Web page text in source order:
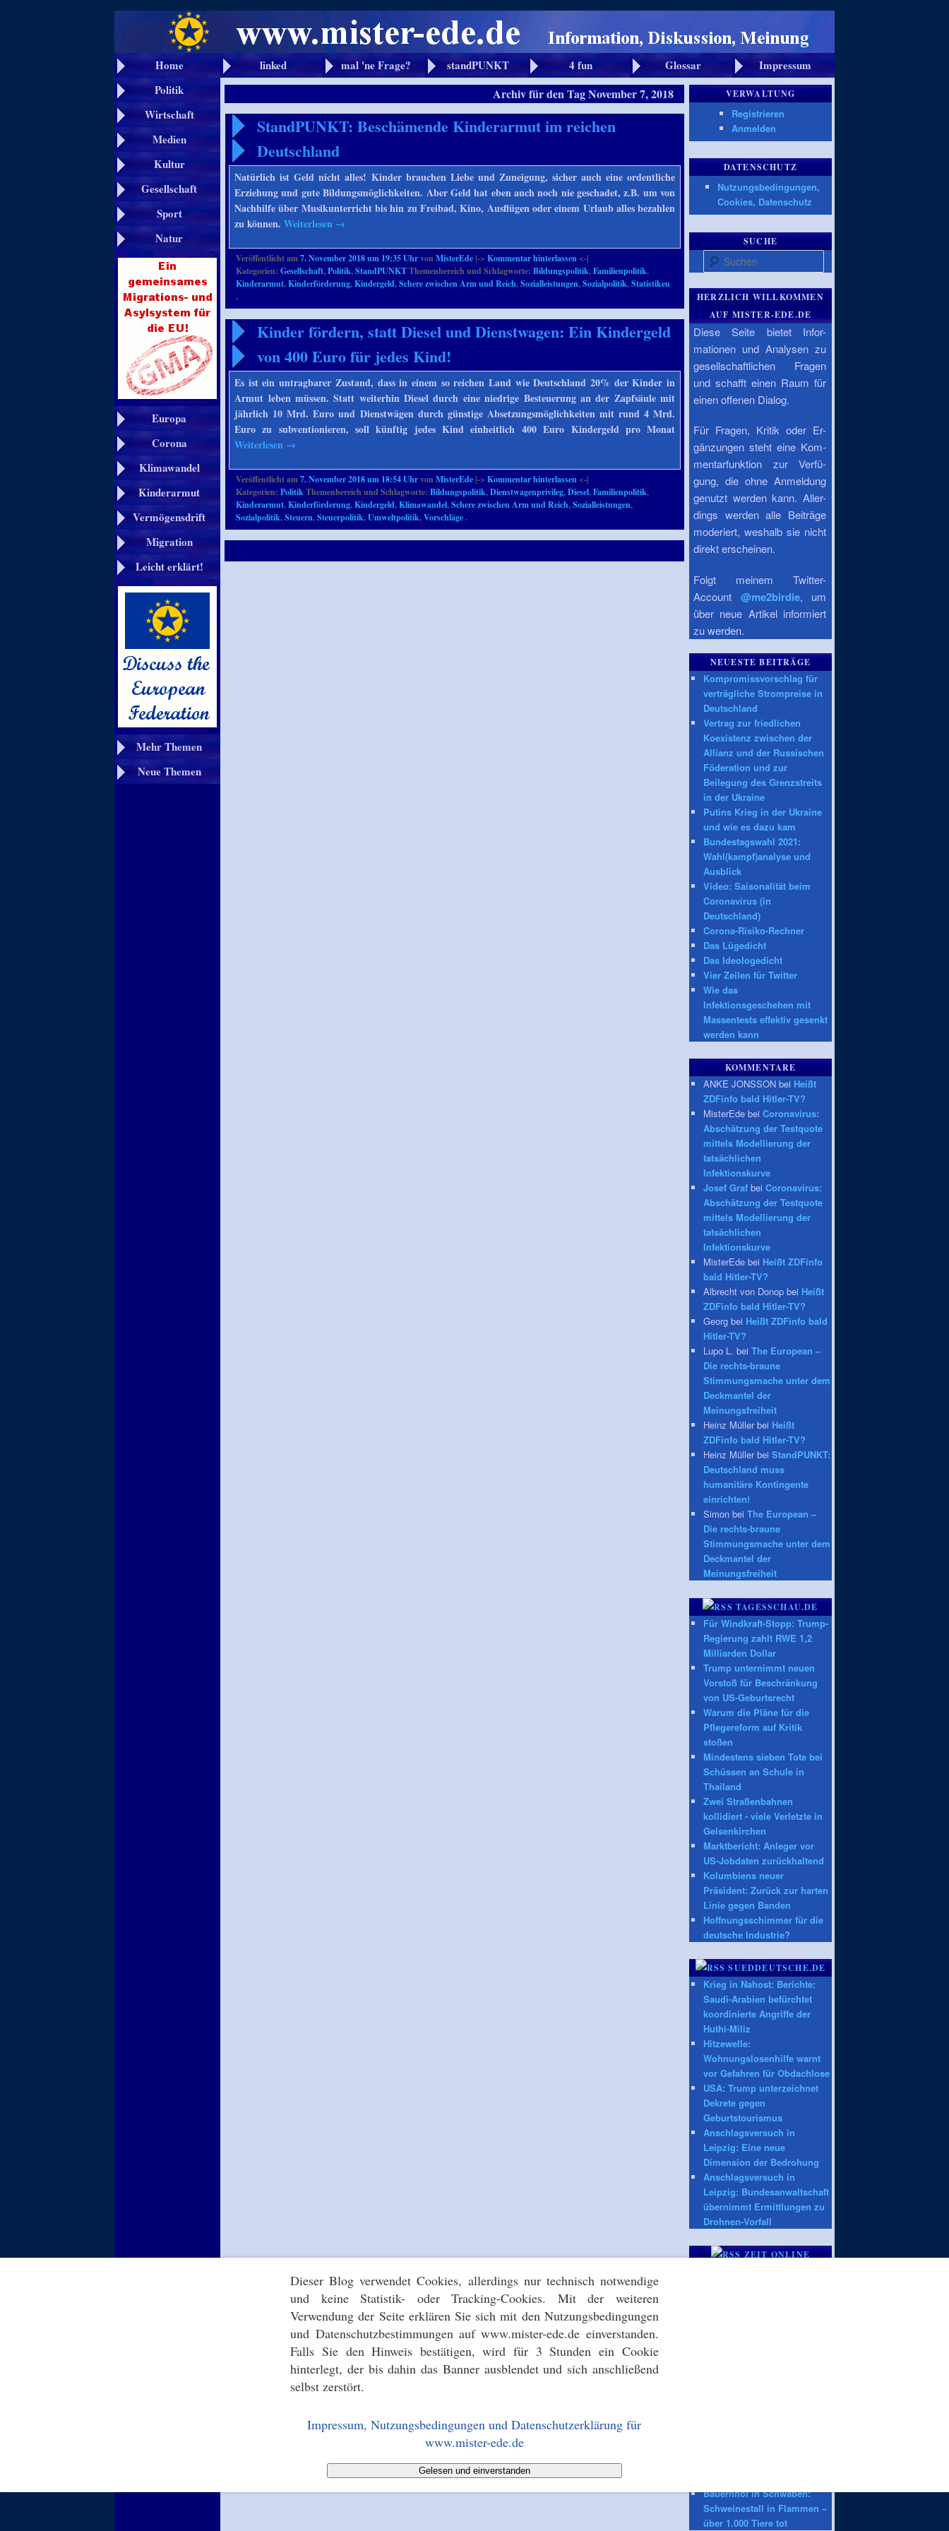
Dieser Blog verwendet Cookies, allerdings nur technisch notwendige
und keine Statistik- oder Tracking-Cookies. Mit der weiteren
Verwendung der Seite erklären Sie sich mit den Nutzungsbedingungen
und Datenschutzbestimmungen auf www.mister-ede.de einverstanden.
Falls Sie den Hinweis bestätigen, wird für 3 Stunden ein Cookie
hinterlegt, der bis dahin das Banner ausblendet und sich anschließend
selbst zerstört.
Impressum, Nutzungsbedingungen und Datenschutzerklärung für
www.mister-ede.de
Gelesen und einverstanden
Home linked mal 'ne Frage? standPUNKT 4 fun Glossar
Impressum
Politik
Wirtschaft
Medien
Kultur
Gesellschaft
Sport
Natur
Europa
Corona
Klimawandel
Kinderarmut
Vermögensdrift
Migration
Leicht erklärt!
Mehr Themen
Neue Themen
Archiv für den TagNovember 7, 2018
StandPUNKT: Beschämende Kinderarmut im reichen
Deutschland
Natürlich ist Geld nicht alles! Kinder brauchen Liebe und Zuneigung, sicher auch eine ordentliche
Erziehung und gute Bildungsmöglichkeiten. Aber Geld hat eben auch noch nie geschadet, z.B. um von
Nachhilfe über Musikunterricht bis hin zu Freibad, Kino, Ausflügen oder einem Urlaub alles bezahlen
zu können.Weiterlesen →
Veröffentlicht am7. November 2018 um 19:35 UhrvonMisterEde |->Kommentar hinterlassen <-|
Kategorien:Gesellschaft,Politik,StandPUNKTThemenbereich und Schlagworte:Bildungspolitik,Familienpolitik,
Kinderarmut,Kinderförderung,Kindergeld,Schere zwischen Arm und Reich,Sozialleistungen,Sozialpolitik,Statistiken
.
Kinder fördern, statt Diesel und Dienstwagen: Ein Kindergeld
von 400 Euro für jedes Kind!
Es ist ein untragbarer Zustand, dass in einem so reichen Land wie Deutschland 20% der Kinder in
Armut leben müssen. Statt weiterhin Diesel durch eine niedrige Besteuerung an der Zapfsäule mit
jährlich 10 Mrd. Euro und Dienstwägen durch günstige Absetzungsmöglichkeiten mit rund 4 Mrd.
Euro zu subventionieren, soll künftig jedes Kind einheitlich 400 Euro Kindergeld pro Monat
Weiterlesen →
Veröffentlicht am7. November 2018 um 18:54 UhrvonMisterEde |->Kommentar hinterlassen <-|
Kategorien:PolitikThemenbereich und Schlagworte:Bildungspolitik,Dienstwagenprivileg,Diesel,Familienpolitik,
Kinderarmut,Kinderförderung,Kindergeld,Klimawandel,Schere zwischen Arm und Reich,Sozialleistungen,
Sozialpolitik,Steuern,Steuerpolitik,Umweltpolitik,Vorschläge.
VERWALTUNG
Registrieren
Anmelden
DATENSCHUTZ
Nutzungsbedingungen,
Cookies, Datenschutz
SUCHE
Suchen
HERZLICH WILLKOMMEN
AUF MISTER-EDE.DE
Diese Seite bietet Infor-
mationen und Analysen zu
gesellschaftlichen Fragen
und schafft einen Raum für
einen offenen Dialog.
Für Fragen, Kritik oder Er-
gänzungen steht eine Kom-
mentarfunktion zur Verfü-
gung, die ohne Anmeldung
genutzt werden kann. Aller-
dings werden alle Beiträge
moderiert, weshalb sie nicht
direkt erscheinen.
Folgt meinem Twitter-
Account @me2birdie, um
über neue Artikel informiert
zu werden.
NEUESTE BEITRÄGE
Kompromissvorschlag für
verträgliche Strompreise in
Deutschland
Vertrag zur friedlichen
Koexistenz zwischen der
Allianz und der Russischen
Föderation und zur
Beilegung des Grenzstreits
in der Ukraine
Putins Krieg in der Ukraine
und wie es dazu kam
Bundestagswahl 2021:
Wahl(kampf)analyse und
Ausblick
Video: Saisonalität beim
Coronavirus (in
Deutschland)
Corona-Risiko-Rechner
Das Lügedicht
Das Ideologedicht
Vier Zeilen für Twitter
Wie das
Infektionsgeschehen mit
Massentests effektiv gesenkt
werden kann
KOMMENTARE
ANKE JONSSON bei Heißt
ZDFinfo bald Hitler-TV?
MisterEde bei Coronavirus:
Abschätzung der Testquote
mittels Modellierung der
tatsächlichen
Infektionskurve
Josef Graf bei Coronavirus:
Abschätzung der Testquote
mittels Modellierung der
tatsächlichen
Infektionskurve
MisterEde bei Heißt ZDFinfo
bald Hitler-TV?
Albrecht von Donop bei Heißt
ZDFinfo bald Hitler-TV?
Georg bei Heißt ZDFinfo bald
Hitler-TV?
Lupo L. bei The European –
Die rechts-braune
Stimmungsmache unter dem
Deckmantel der
Meinungsfreiheit
Heinz Müller bei Heißt
ZDFinfo bald Hitler-TV?
Heinz Müller bei StandPUNKT:
Deutschland muss
humanitäre Kontingente
einrichten!
Simon bei The European –
Die rechts-braune
Stimmungsmache unter dem
Deckmantel der
Meinungsfreiheit
TAGESSCHAU.DE
Für Windkraft-Stopp: Trump-
Regierung zahlt RWE 1,2
Milliarden Dollar
Trump unternimmt neuen
Vorstoß für Beschränkung
von US-Geburtsrecht
Warum die Pläne für die
Pflegereform auf Kritik
stoßen
Mindestens sieben Tote bei
Schüssen an Schule in
Thailand
Zwei Straßenbahnen
kollidiert - viele Verletzte in
Gelsenkirchen
Marktbericht: Anleger vor
US-Jobdaten zurückhaltend
Kolumbiens neuer
Präsident: Zurück zur harten
Linie gegen Banden
Hoffnungsschimmer für die
deutsche Industrie?
SUEDDEUTSCHE.DE
Krieg in Nahost: Berichte:
Saudi-Arabien befürchtet
koordinierte Angriffe der
Huthi-Miliz
Hitzewelle:
Wohnungslosenhilfe warnt
vor Gefahren für Obdachlose
USA: Trump unterzeichnet
Dekrete gegen
Geburtstourismus
Anschlagsversuch in
Leipzig: Eine neue
Dimension der Bedrohung
Anschlagsversuch in
Leipzig: Bundesanwaltschaft
übernimmt Ermittlungen zu
Drohnen-Vorfall
ZEIT ONLINE
Bauernhof in Schwaben:
Schweinestall in Flammen –
über 1.000 Tiere tot